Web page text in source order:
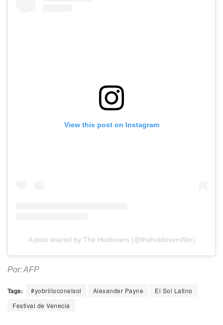
View this post on Instagram
A post shared by The Holdovers (@theholdoversfilm)
Por: AFP
Tags: #yobrilloconelsol Alexander Payne
El Sol Latino
Festival de Venecia